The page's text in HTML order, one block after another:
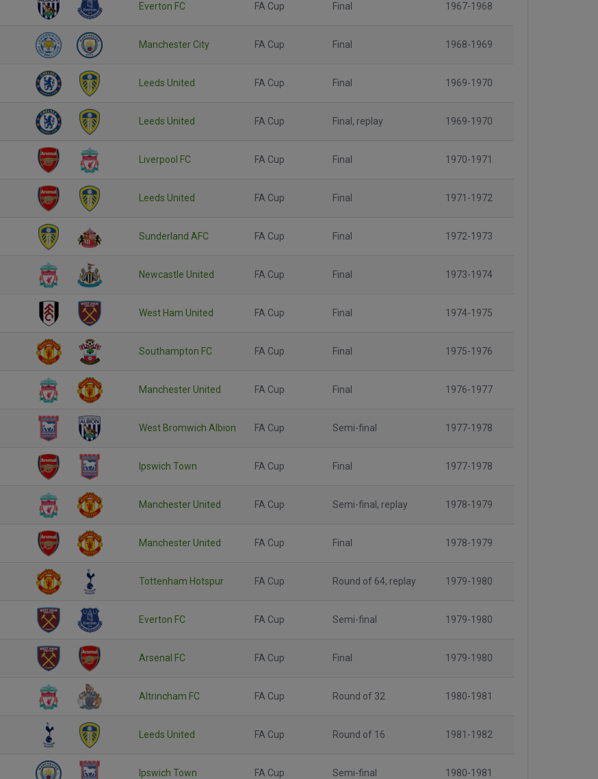
Everton FC FA Cup Final 1967-1968
Manchester City FA Cup Final 1968-1969
Leeds United FA Cup Final 1969-1970
Leeds United FA Cup Final, replay 1969-1970
Liverpool FC FA Cup Final 1970-1971
Leeds United FA Cup Final 1971-1972
Sunderland AFC FA Cup Final 1972-1973
Newcastle United FA Cup Final 1973-1974
West Ham United FA Cup Final 1974-1975
Southampton FC FA Cup Final 1975-1976
Manchester United FA Cup Final 1976-1977
West Bromwich Albion FA Cup Semi-final 1977-1978
Ipswich Town FA Cup Final 1977-1978
Manchester United FA Cup Semi-final, replay 1978-1979
Manchester United FA Cup Final 1978-1979
Tottenham Hotspur FA Cup Round of 64, replay 1979-1980
Everton FC FA Cup Semi-final 1979-1980
Arsenal FC FA Cup Final 1979-1980
Altrincham FC FA Cup Round of 32 1980-1981
Leeds United FA Cup Round of 16 1981-1982
Ipswich Town FA Cup Semi-final 1980-1981